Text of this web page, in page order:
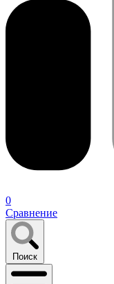
0
Сравнение
Поиск